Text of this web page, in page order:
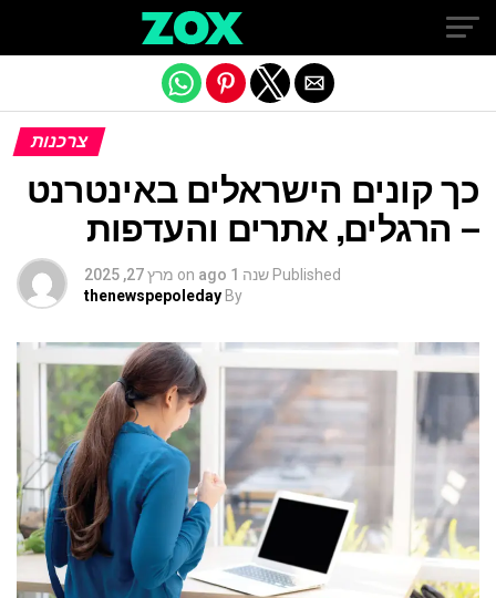
צרכנות
כך קונים הישראלים באינטרנט
– הרגלים, אתרים והעדפות
Published שנה 1 ago on מרץ 27, 2025
By
thenewspepoleday
Exit mobile version